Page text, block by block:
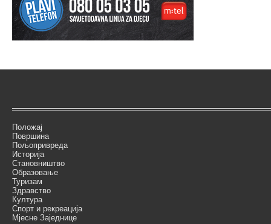
Положај
Површина
Пољопривреда
Историја
Становништво
Образовање
Туризам
Здравство
Култура
Спорт и рекреација
Мјесне Заједнице